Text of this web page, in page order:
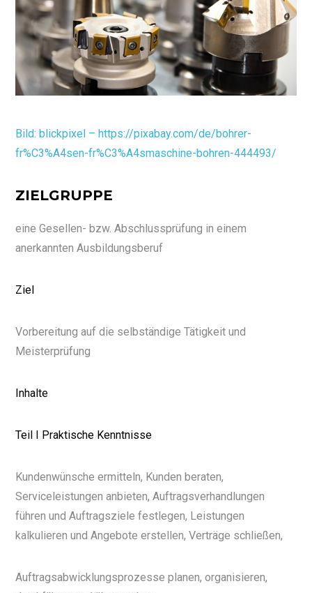
Bild: blickpixel – https://pixabay.com/de/bohrer-
fr%C3%A4sen-fr%C3%A4smaschine-bohren-444493/
ZIELGRUPPE
eine Gesellen- bzw. Abschlussprüfung in einem
anerkannten Ausbildungsberuf
Ziel
Vorbereitung auf die selbständige Tätigkeit und
Meisterprüfung
Inhalte
Teil I Praktische Kenntnisse
Kundenwünsche ermitteln, Kunden beraten,
Serviceleistungen anbieten, Auftragsverhandlungen
führen und Auftragsziele festlegen, Leistungen
kalkulieren und Angebote erstellen, Verträge schließen,
Auftragsabwicklungsprozesse planen, organisieren,